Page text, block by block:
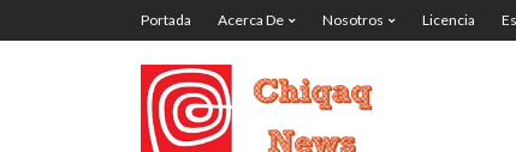
Portada Acerca De Nosotros Licencia